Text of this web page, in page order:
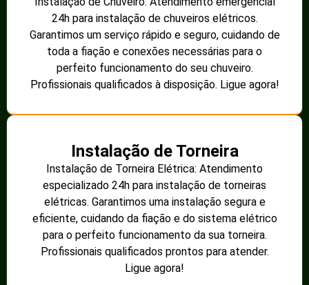
24h para instalação de chuveiros elétricos.
Garantimos um serviço rápido e seguro, cuidando de
toda a fiação e conexões necessárias para o
perfeito funcionamento do seu chuveiro.
Profissionais qualificados à disposição. Ligue agora!
Instalação de Torneira
Instalação de Torneira Elétrica: Atendimento
especializado 24h para instalação de torneiras
elétricas. Garantimos uma instalação segura e
eficiente, cuidando da fiação e do sistema elétrico
para o perfeito funcionamento da sua torneira.
Profissionais qualificados prontos para atender.
Ligue agora!